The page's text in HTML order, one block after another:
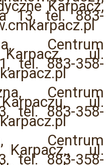
Karpacz,
13, tel. 883-
Centrum
ul.
tel. 883-358-
Centrum
ul.
tel. 883-358-
Centrum
Karpacz., ul.
tel. 883-358-